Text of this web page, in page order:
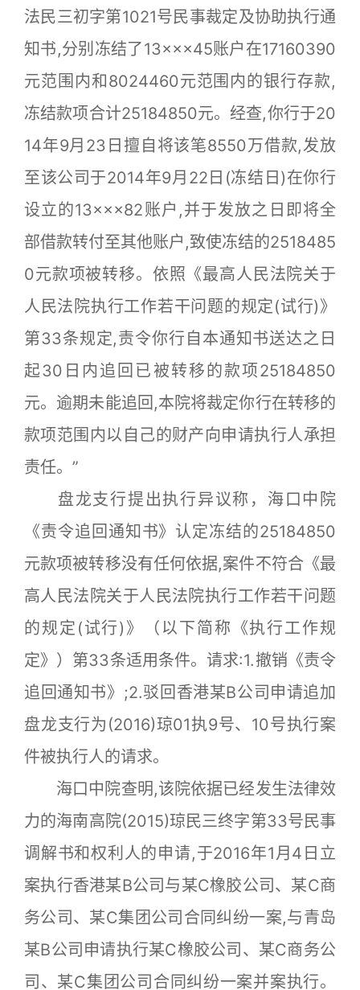
法民三初字第1021号民事裁定及协助执行通
知书,分别冻结了13×××45账户在17160390
元范围内和8024460元范围内的银行存款,
冻结款项合计25184850元。经查,你行于20
14年9月23日擅自将该笔8550万借款,发放
至该公司于2014年9月22日(冻结日)在你行
设立的13×××82账户,并于发放之日即将全
部借款转付至其他账户,致使冻结的2518485
0元款项被转移。依照《最高人民法院关于
人民法院执行工作若干问题的规定(试行)》
第33条规定,责令你行自本通知书送达之日
起30日内追回已被转移的款项25184850
元。逾期未能追回,本院将裁定你行在转移的
款项范围内以自己的财产向申请执行人承担
责任。”
盘龙支行提出执行异议称，海口中院
《责令追回通知书》认定冻结的25184850
元款项被转移没有任何依据,案件不符合《最
高人民法院关于人民法院执行工作若干问题
的规定(试行)》（以下简称《执行工作规
定》）第33条适用条件。请求:1.撤销《责令
追回通知书》;2.驳回香港某B公司申请追加
盘龙支行为(2016)琼01执9号、10号执行案
件被执行人的请求。
海口中院查明,该院依据已经发生法律效
力的海南高院(2015)琼民三终字第33号民事
调解书和权利人的申请,于2016年1月4日立
案执行香港某B公司与某C橡胶公司、某C商
务公司、某C集团公司合同纠纷一案,与青岛
某B公司申请执行某C橡胶公司、某C商务公
司、某C集团公司合同纠纷一案并案执行。